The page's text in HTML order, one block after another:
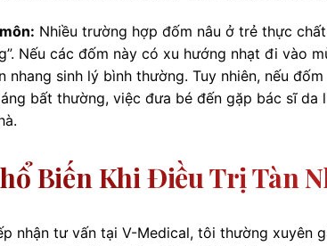
Nhiều trường hợp đốm nâu ở trẻ thực
Nếu các đốm này có xu hướng nhạt đi vào
nhang sinh lý bình thường. Tuy nhiên, nếu
bất thường, việc đưa bé đến gặp bác sĩ
Biến Khi Điều Trị Tàn
nhận tư vấn tại V-Medical, tôi thường xuyên